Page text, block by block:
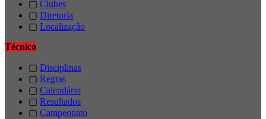
▢ Clubes
▢ Diretoria
▢ Localização
Técnico
▢ Disciplinas
▢ Regras
▢ Calendário
▢ Resultados
▢ Campeonato